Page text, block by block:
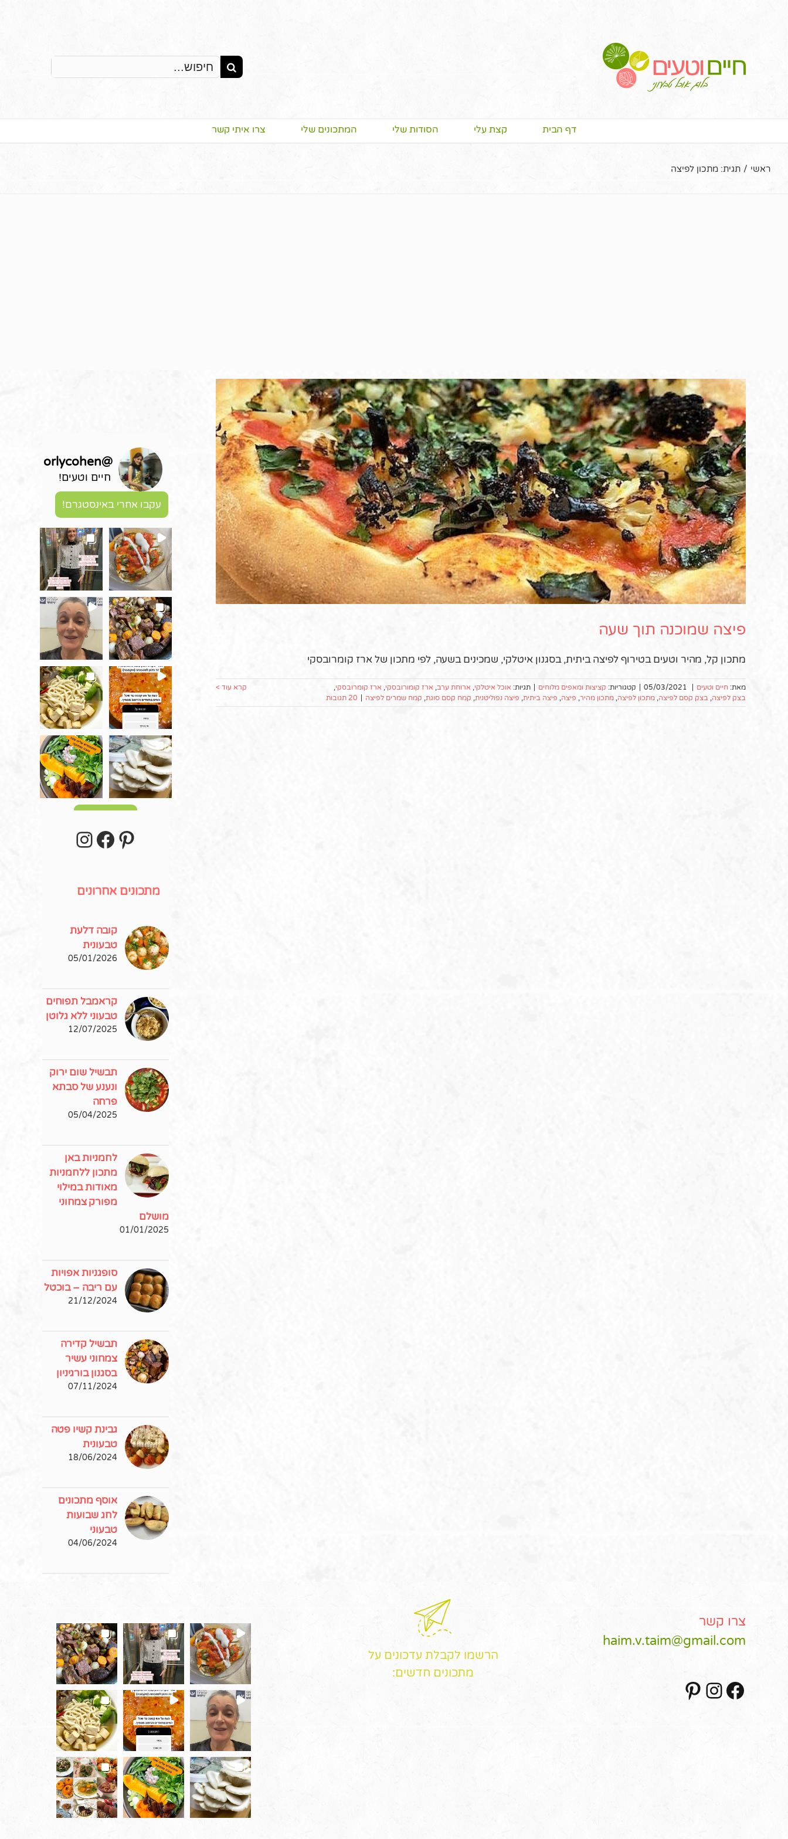
Search
for:
דף הבית קצת עלי הסודות שלי המתכונים שלי צרו איתי קשר
ראשי / תגית: מתכון לפיצה
פיצה שמוכנה תוך שעה
מתכון קל, מהיר וטעים בטירוף לפיצה ביתית, בסגנון איטלקי, שמכינים בשעה, לפי מתכון של ארז קומרובסקי
מאת: חיים וטעים 05/03/2021 קטגוריות: קציצות ומאפים מלוחים תגיות: אוכל איטלקי, ארוחת ערב, ארז קומורובסקי, ארז קומרובסקי,
בצק לפיצה, בצק קסם לפיצה, מתכון לפיצה, מתכון מהיר, פיצה, פיצה ביתית, פיצה נפוליטנית, קמח קסם סוגת, קמח שמרים לפיצה 20 תגובות
קרא עוד >
@
orlycohen
חיים וטעים!
עקבו אחרי באינסטגרם!
Pinterest
מתכונים אחרונים
קובה דלעת
טבעונית
05/01/2026
קראמבל תפוחים
טבעוני ללא גלוטן
12/07/2025
תבשיל שום ירוק
ונענע של סבתא
פרחה
05/04/2025
לחמניות באן
מתכון ללחמניות
מאודות במילוי
מפורק צמחוני
מושלם
01/01/2025
סופגניות אפויות
עם ריבה – בוכטל
21/12/2024
תבשיל קדירה
צמחוני עשיר
בסגנון בורגיניון
07/11/2024
גבינת קשיו פטה
טבעונית
18/06/2024
אוסף מתכונים
לחג שבועות
טבעוני
04/06/2024
צרו קשר
haim.v.taim@gmail.com
Facebook
Instagram
הרשמו לקבלת עדכונים על
מתכונים חדשים: